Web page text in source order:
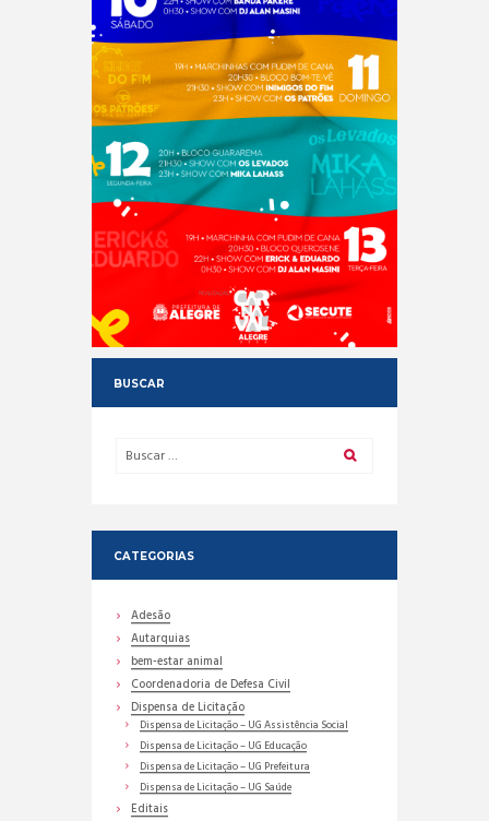
BUSCAR
CATEGORIAS
Adesão
Autarquias
bem-estar animal
Coordenadoria de Defesa Civil
Dispensa de Licitação
Dispensa de Licitação – UG Assistência Social
Dispensa de Licitação – UG Educação
Dispensa de Licitação – UG Prefeitura
Dispensa de Licitação – UG Saúde
Editais